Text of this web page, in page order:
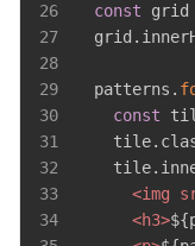
26
const grid
27
  grid
.
28
29
  patterns
.
30
const
31
    tile
.
32
    tile
.
33
<img
34
<h3>${